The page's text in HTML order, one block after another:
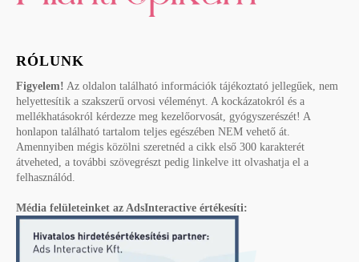
RÓLUNK
Figyelem! Az oldalon található információk tájékoztató jellegűek, nem
helyettesítik a szakszerű orvosi véleményt. A kockázatokról és a
mellékhatásokról kérdezze meg kezelőorvosát, gyógyszerészét! A
honlapon található tartalom teljes egészében NEM vehető át.
Amennyiben mégis közölni szeretnéd a cikk első 300 karakterét
átveheted, a további szövegrészt pedig linkelve itt olvashatja el a
felhasználód.
Média felületeinket az AdsInteractive értékesíti: